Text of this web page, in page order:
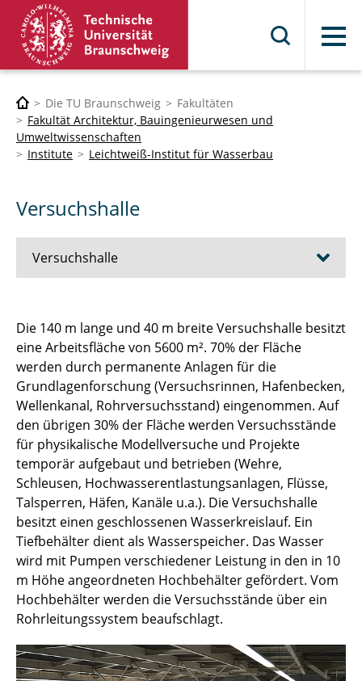
Menü
Die TU Braunschweig
Fakultäten
Fakultät Architektur, Bauingenieurwesen und
Umweltwissenschaften
Institute
Leichtweiß-Institut für Wasserbau
Versuchshalle
Versuchshalle
Die 140 m lange und 40 m breite Versuchshalle besitzt
eine Arbeitsfläche von 5600 m². 70% der Fläche
werden durch permanente Anlagen für die
Grundlagenforschung (Versuchsrinnen, Hafenbecken,
Wellenkanal, Rohrversuchsstand) eingenommen. Auf
den übrigen 30% der Fläche werden Versuchsstände
für physikalische Modellversuche und Projekte
temporär aufgebaut und betrieben (Wehre,
Schleusen, Hochwasserentlastungsanlagen, Flüsse,
Talsperren, Häfen, Kanäle u.a.). Die Versuchshalle
besitzt einen geschlossenen Wasserkreislauf. Ein
Tiefbehälter dient als Wasserspeicher. Das Wasser
wird mit Pumpen verschiedener Leistung in den in 10
m Höhe angeordneten Hochbehälter gefördert. Vom
Hochbehälter werden die Versuchsstände über ein
Rohrleitungssystem beaufschlagt.